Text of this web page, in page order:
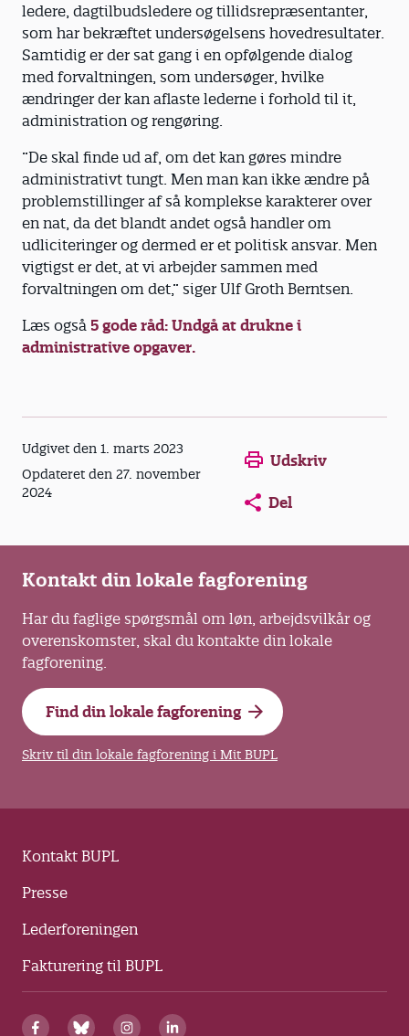
ledere, dagtilbudsledere og tillidsrepræsentanter,
som har bekræftet undersøgelsens hovedresultater.
Samtidig er der sat gang i en opfølgende dialog
med forvaltningen, som undersøger, hvilke
ændringer der kan aflaste lederne i forhold til it,
administration og rengøring.
”De skal finde ud af, om det kan gøres mindre
administrativt tungt. Men man kan ikke ændre på
problemstillinger af så komplekse karakterer over
en nat, da det blandt andet også handler om
udliciteringer og dermed er et politisk ansvar. Men
vigtigst er det, at vi arbejder sammen med
forvaltningen om det,” siger Ulf Groth Berntsen.
Læs også 5 gode råd: Undgå at drukne i
administrative opgaver.
Udgivet den 1. marts 2023
Opdateret den 27. november
2024
Opens in a new window
Opens in a new
Udskriv
Del
Kontakt din lokale fagforening
Har du faglige spørgsmål om løn, arbejdsvilkår og
overenskomster, skal du kontakte din lokale
fagforening.
Find din lokale fagforening
Skriv til din lokale fagforening i Mit BUPL
Kontakt BUPL
Presse
Lederforeningen
Fakturering til BUPL